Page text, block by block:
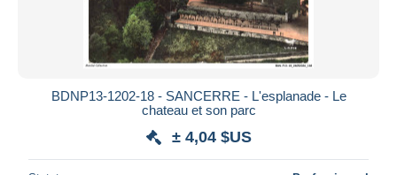
BDNP13-1202-18 - SANCERRE - L'esplanade - Le
chateau et son parc
± 4,04 $US